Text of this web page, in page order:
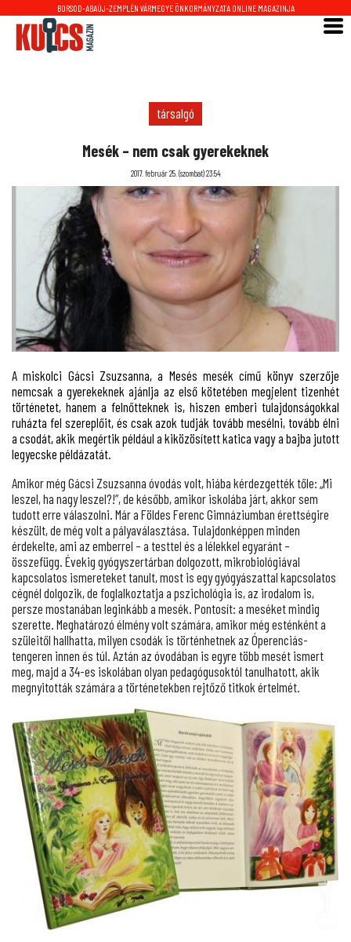
BORSOD-ABAÚJ-ZEMPLÉN VÁRMEGYE ÖNKORMÁNYZATA ONLINE MAGAZINJA
társalgó
Mesék – nem csak gyerekeknek
2017. február 25. (szombat) 23:54
A miskolci Gácsi Zsuzsanna, a Mesés mesék című könyv szerzője
nemcsak a gyerekeknek ajánlja az első kötetében megjelent tizenhét
történetet, hanem a felnőtteknek is, hiszen emberi tulajdonságokkal
ruházta fel szereplőit, és csak azok tudják tovább mesélni, tovább élni
a csodát, akik megértik például a kiközösített katica vagy a bajba jutott
legyecske példázatát.
Amikor még Gácsi Zsuzsanna óvodás volt, hiába kérdezgették tőle: „Mi
leszel, ha nagy leszel?!”, de később, amikor iskolába járt, akkor sem
tudott erre válaszolni. Már a Földes Ferenc Gimnáziumban érettségire
készült, de még volt a pályaválasztása. Tulajdonképpen minden
érdekelte, ami az emberrel – a testtel és a lélekkel egyaránt –
összefügg. Évekig gyógyszertárban dolgozott, mikrobiológiával
kapcsolatos ismereteket tanult, most is egy gyógyászattal kapcsolatos
cégnél dolgozik, de foglalkoztatja a pszichológia is, az irodalom is,
persze mostanában leginkább a mesék. Pontosít: a meséket mindig
szerette. Meghatározó élmény volt számára, amikor még esténként a
szüleitől hallhatta, milyen csodák is történhetnek az Óperenciás-
tengeren innen és túl. Aztán az óvodában is egyre több mesét ismert
meg, majd a 34-es iskolában olyan pedagógusoktól tanulhatott, akik
megnyitották számára a történetekben rejtőző titkok értelmét.